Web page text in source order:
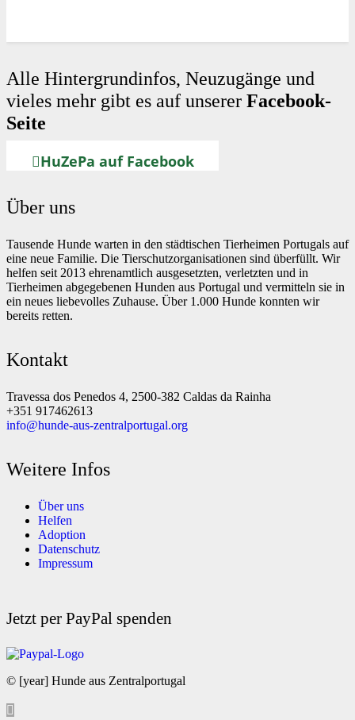
Alle Hintergrundinfos, Neuzugänge und
vieles mehr gibt es auf unserer Facebook-
Seite
HuZePa auf Facebook
Über uns
Tausende Hunde warten in den städtischen Tierheimen Portugals auf
eine neue Familie. Die Tierschutzorganisationen sind überfüllt. Wir
helfen seit 2013 ehrenamtlich ausgesetzten, verletzten und in
Tierheimen abgegebenen Hunden aus Portugal und vermitteln sie in
ein neues liebevolles Zuhause. Über 1.000 Hunde konnten wir
bereits retten.
Kontakt
Travessa dos Penedos 4, 2500-382 Caldas da Rainha
+351 917462613
info@hunde-aus-zentralportugal.org
Weitere Infos
Über uns
Helfen
Adoption
Datenschutz
Impressum
Jetzt per PayPal spenden
© [year] Hunde aus Zentralportugal